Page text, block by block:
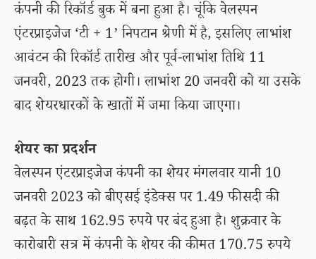
कंपनी की रिकॉर्ड बुक में बना हुआ है। चूंकि वेलस्पन
एंटरप्राइजेज ‘टी + 1’ निपटान श्रेणी में है, इसलिए लाभांश
आवंटन की रिकॉर्ड तारीख और पूर्व-लाभांश तिथि 11
जनवरी, 2023 तक होगी। लाभांश 20 जनवरी को या उसके
बाद शेयरधारकों के खातों में जमा किया जाएगा।
शेयर का प्रदर्शन
वेलस्पन एंटरप्राइजेज कंपनी का शेयर मंगलवार यानी 10
जनवरी 2023 को बीएसई इंडेक्स पर 1.49 फीसदी की
बढ़त के साथ 162.95 रुपये पर बंद हुआ है। शुक्रवार के
कारोबारी सत्र में कंपनी के शेयर की कीमत 170.75 रुपये